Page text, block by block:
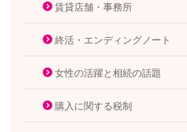
賃貸店舗・事務所
終活・エンディングノート
女性の活躍と相続の話題
購入に関する税制